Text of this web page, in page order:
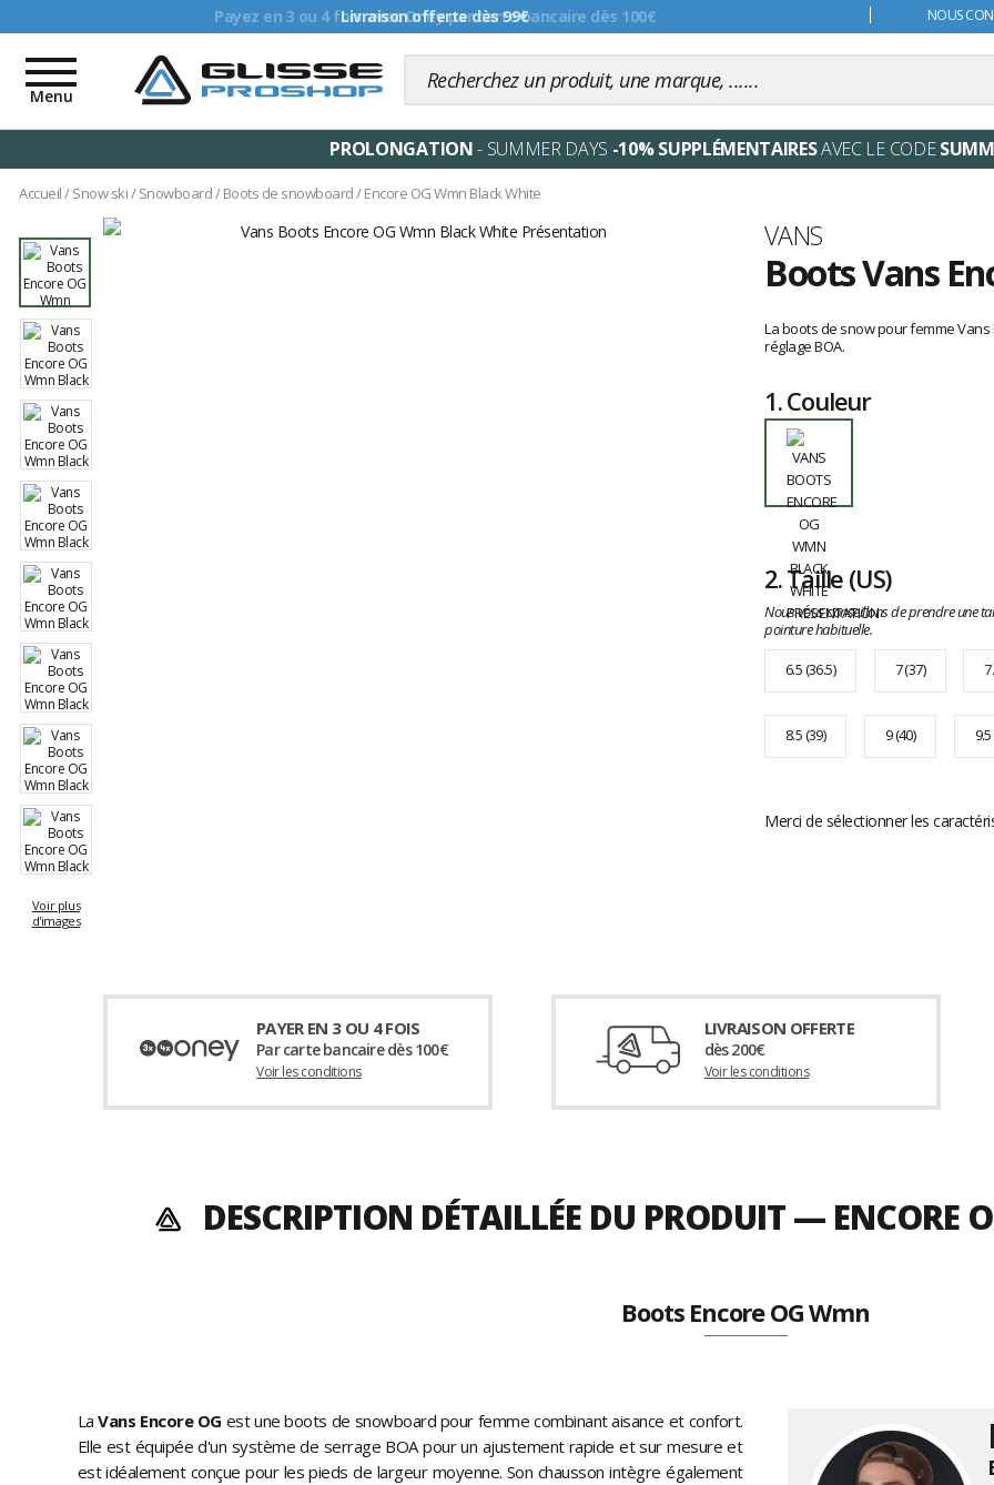
Livraison offerte dès 99€ NOUS
Toggle
navigation
Menu
PROLONGATION- SUMMER DAYS -10% SUPPLÉMENTAIRESAVEC LE CODE
Accueil/Snow ski/Snowboard/Boots de snowboard/Encore OG Wmn Black White
Voir plus
d'images
Marque
VANS
Boots Vans
avis
clients
La boots de snow pour femme
réglage BOA.
1.Couleur
2.Taille (US)
Nous vous conseillons de prendre une
pointure habituelle.
6.5 (36.5)
7 (37)
8.5 (39) 9 (40)
Merci de sélectionner les
PAYER EN 3 OU 4 FOIS
Par carte bancaire dès 100€
Voir les conditions
LIVRAISON OFFERTE
dès 200€
Voir les conditions
DESCRIPTION DÉTAILLÉE DU PRODUIT — ENCORE
Boots Encore OG Wmn
LaVans Encore OG est une boots de snowboard pour femme combinant aisance et confort.
Elle est équipée d'un système de serrage BOA pour un ajustement rapide et sur mesure et
est idéalement conçue pour les pieds de largeur moyenne. Son chausson intègre également